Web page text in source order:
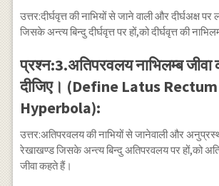
उत्तर:दीर्घवृत्त की नाभियों से जाने वाली और दीर्घअक्ष
जिसके अन्त्य बिन्दु दीर्घवृत्त पर हों,को दीर्घवृत्त की
प्रश्न:3.अतिपरवलय नाभिलम्ब जीवा
दीजिए। (Define Latus
Hyperbola):
उत्तर:अतिपरवलय की नाभियों से जानेवाली और
रेखाखण्ड जिसके अन्त्य बिन्दु अतिपरवलय पर हों,को
जीवा कहते हैं।